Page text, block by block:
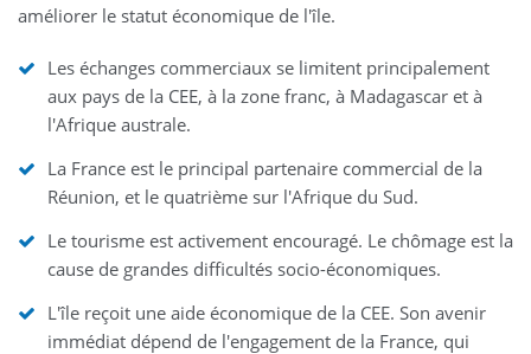
améliorer le statut économique de l'île.
Les échanges commerciaux se limitent principalement
aux pays de la CEE, à la zone franc, à Madagascar et à
l'Afrique australe.
La France est le principal partenaire commercial de la
Réunion, et le quatrième sur l'Afrique du Sud.
Le tourisme est activement encouragé. Le chômage est la
cause de grandes difficultés socio-économiques.
L'île reçoit une aide économique de la CEE. Son avenir
immédiat dépend de l'engagement de la France, qui